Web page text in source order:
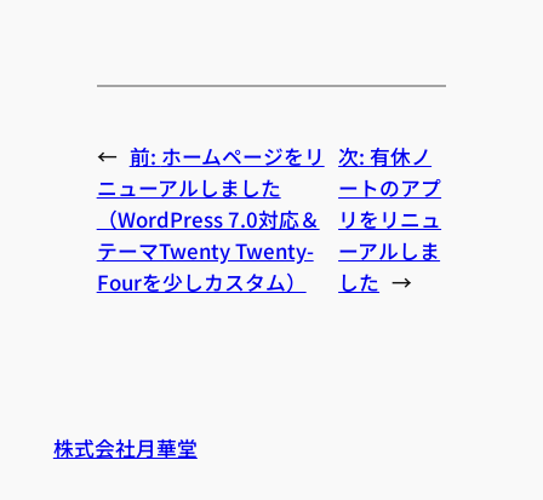
← 前: ホームページをリ
ニューアルしました
（WordPress 7.0対応＆
テーマTwenty Twenty-
Fourを少しカスタム）
次:有休ノ
ートのアプ
リをリニュ
ーアルしま
した →
株式会社月華堂